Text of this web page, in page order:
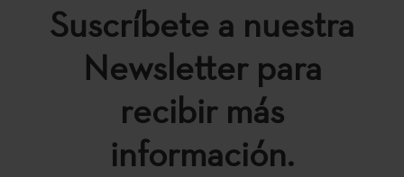
Suscríbete a nuestra
Newsletter para
recibir más
información.